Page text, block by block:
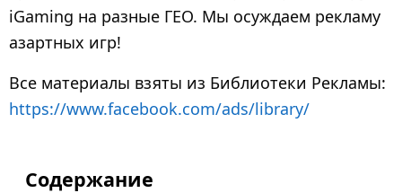
д
н
з
а
iGaming на разные ГЕО. Мы осуждаем рекламу
азартных игр!
Все материалы взяты из Библиотеки Рекламы:
https://www.facebook.com/ads/library/
Содержание